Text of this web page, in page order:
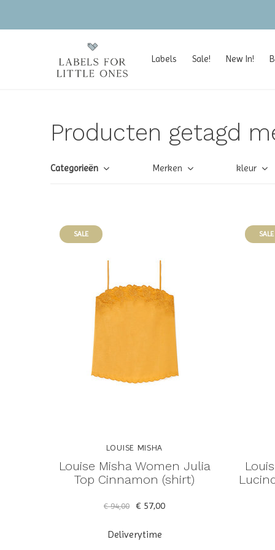
Labels Sale! New In!
Producten getagd
Categorieën Merken kleur
SALE
LOUISE MISHA
Louise Misha Women Julia
Top Cinnamon (shirt)
€ 94,00 € 57,00
Deliverytime
SALE